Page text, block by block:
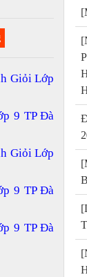
Giỏi Lớp
9 TP Đà
Giỏi Lớp
9 TP Đà
9 TP Đà